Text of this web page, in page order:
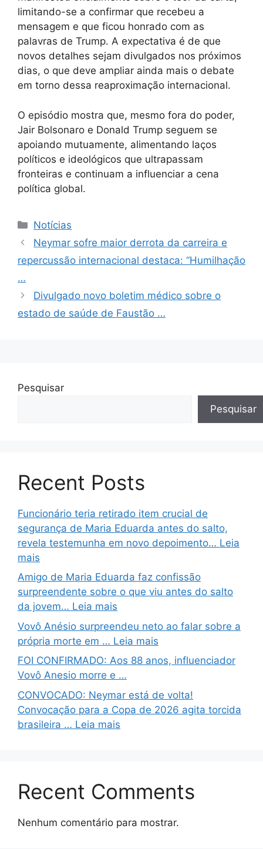
limitando-se a confirmar que recebeu a
mensagem e que ficou honrado com as
palavras de Trump. A expectativa é de que
novos detalhes sejam divulgados nos próximos
dias, o que deve ampliar ainda mais o debate
em torno dessa reaproximação internacional.
O episódio mostra que, mesmo fora do poder,
Jair Bolsonaro e Donald Trump seguem se
apoiando mutuamente, alimentando laços
políticos e ideológicos que ultrapassam
fronteiras e continuam a influenciar a cena
política global.
Categorias
Notícias
Neymar sofre maior derrota da carreira e
repercussão internacional destaca: “Humilhação
…
Divulgado novo boletim médico sobre o
estado de saúde de Faustão …
Pesquisar
Pesquisar
Recent Posts
Funcionário teria retirado item crucial de
segurança de Maria Eduarda antes do salto,
revela testemunha em novo depoimento… Leia
mais
Amigo de Maria Eduarda faz confissão
surpreendente sobre o que viu antes do salto
da jovem… Leia mais
Vovô Anésio surpreendeu neto ao falar sobre a
própria morte em … Leia mais
FOI CONFIRMADO: Aos 88 anos, influenciador
Vovô Anesio morre e …
CONVOCADO: Neymar está de volta!
Convocação para a Copa de 2026 agita torcida
brasileira … Leia mais
Recent Comments
Nenhum comentário para mostrar.